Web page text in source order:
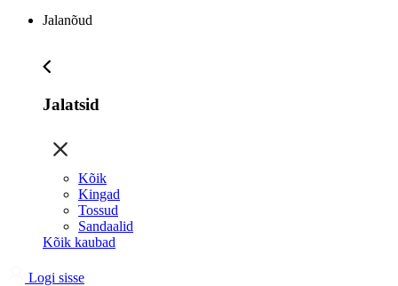
Jalanõud
Jalatsid
Kõik
Kingad
Tossud
Sandaalid
Kõik kaubad
Logi sisse